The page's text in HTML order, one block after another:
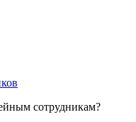
сотрудникам?